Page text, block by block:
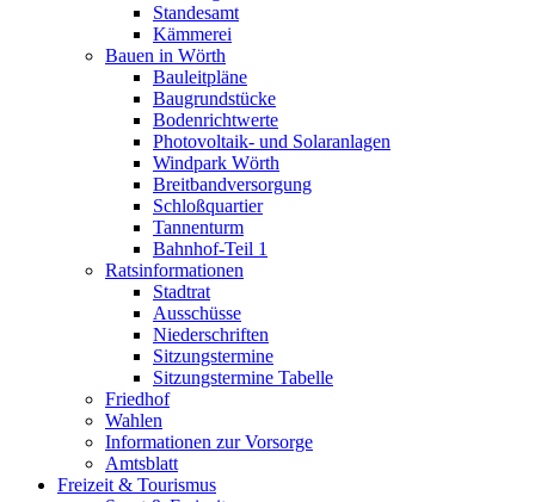
Standesamt
Kämmerei
Bauen in Wörth
Bauleitpläne
Baugrundstücke
Bodenrichtwerte
Photovoltaik- und Solaranlagen
Windpark Wörth
Breitbandversorgung
Schloßquartier
Tannenturm
Bahnhof-Teil 1
Ratsinformationen
Stadtrat
Ausschüsse
Niederschriften
Sitzungstermine
Sitzungstermine Tabelle
Friedhof
Wahlen
Informationen zur Vorsorge
Amtsblatt
Freizeit & Tourismus